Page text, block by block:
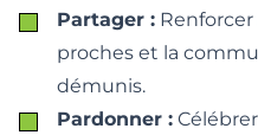
Partager : Renforcer
proches et la
démunis.
Pardonner :